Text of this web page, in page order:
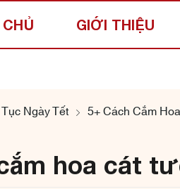
GIỚI THIỆU
Ngày Tết 5+ Cách Cắm
hoa cát